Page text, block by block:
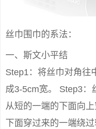
丝巾围巾的系法：
一、斯文小平结
Step1：将丝巾对角往
成3-5cm宽。 Step3：
从短的一端的下面向
下面穿过来的一端绕